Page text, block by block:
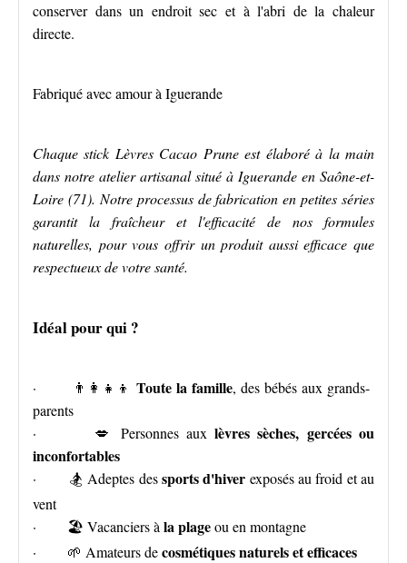
conserver dans un endroit sec et à l'abri de la chaleur
directe.
Fabriqué avec amour à Iguerande
Chaque stick Lèvres Cacao Prune est élaboré à la main
dans notre atelier artisanal situé à Iguerande en Saône-et-
Loire (71). Notre processus de fabrication en petites séries
garantit la fraîcheur et l'efficacité de nos formules
naturelles, pour vous offrir un produit aussi efficace que
respectueux de votre santé.
Idéal pour qui ?
· 👨‍👩‍👧‍👦Toute la famille, des bébés aux grands-
parents
· 💋 Personnes auxlèvres sèches, gercées ou
inconfortables
· 🏂 Adeptes dessports d'hiver exposés au froid et au
vent
· 🏖️ Vacanciers à la plageou en montagne
· 🌱 Amateurs decosmétiques naturels et efficaces